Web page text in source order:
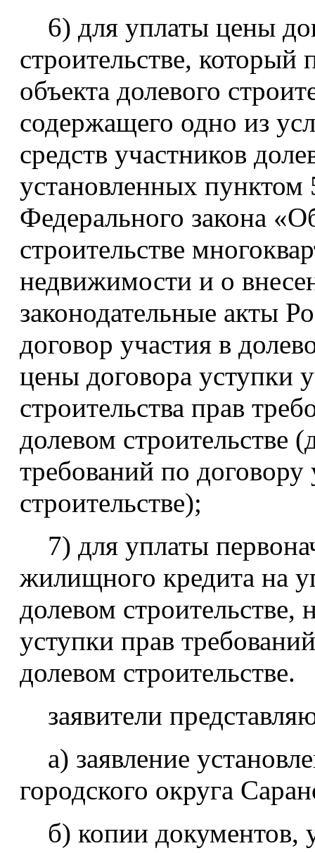
6) для уплаты цены
строительстве, который
объекта долевого
содержащего одно из
средств участников
установленных пунктом
Федерального закона
строительстве
недвижимости и о
законодательные акты
договор участия в
цены договора уступки
строительства прав
долевом строительстве
требований по договору
строительстве);
7) для уплаты
жилищного кредита на
долевом строительстве,
уступки прав
долевом строительстве.
заявители
а) заявление
городского округа
б) копии документов,